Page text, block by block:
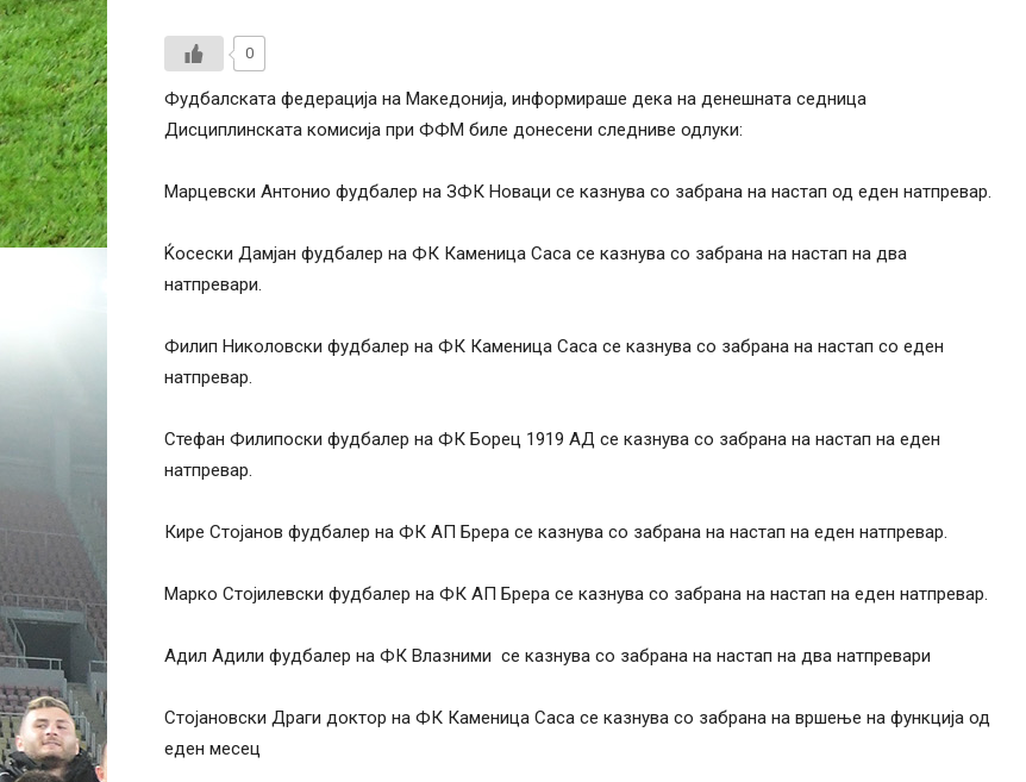
0
Фудбалската федерација на Македонија, информираше дека на денешната седница
Дисциплинската комисија при ФФМ биле донесени следниве одлуки:
Марцевски Антонио фудбалер на ЗФК Новаци се казнува со забрана на настап од еден натпревар.
Ќосески Дамјан фудбалер на ФК Каменица Саса се казнува со забрана на настап на два
натпревари.
Филип Николовски фудбалер на ФК Каменица Саса се казнува со забрана на настап со еден
натпревар.
Стефан Филипоски фудбалер на ФК Борец 1919 АД се казнува со забрана на настап на еден
натпревар.
Кире Стојанов фудбалер на ФК АП Брера се казнува со забрана на настап на еден натпревар.
Марко Стојилевски фудбалер на ФК АП Брера се казнува со забрана на настап на еден натпревар.
Адил Адили фудбалер на ФК Влазними се казнува со забрана на настап на два натпревари
Стојановски Драги доктор на ФК Каменица Саса се казнува со забрана на вршење на функција од
еден месец